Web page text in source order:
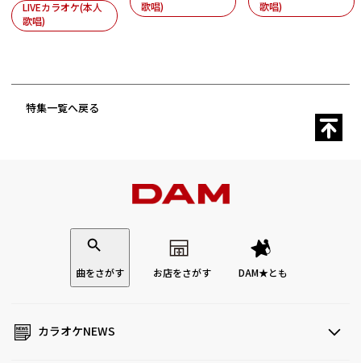
LIVEカラオケ(本人
歌唱)
歌唱)
歌唱)
特集一覧へ戻る
曲をさがす お店をさがす DAM★とも
カラオケNEWS